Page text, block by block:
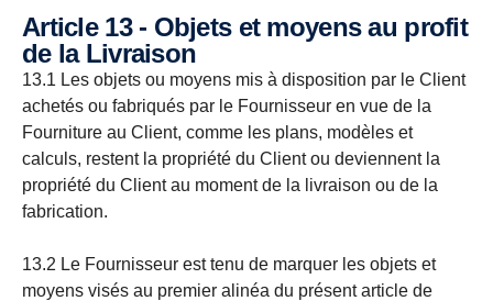
Article 13 - Objets et moyens au profit
de la Livraison
13.1 Les objets ou moyens mis à disposition par le Client
achetés ou fabriqués par le Fournisseur en vue de la
Fourniture au Client, comme les plans, modèles et
calculs, restent la propriété du Client ou deviennent la
propriété du Client au moment de la livraison ou de la
fabrication.
13.2 Le Fournisseur est tenu de marquer les objets et
moyens visés au premier alinéa du présent article de